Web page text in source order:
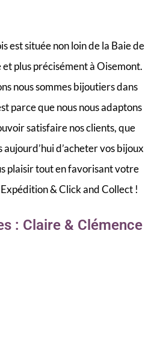
est située non loin de la Baie de
plus précisément à Oisemont.
nous sommes bijoutiers dans
parce que nous nous adaptons
satisfaire nos clients, que
aujourd’hui d’acheter vos bijoux
plaisir tout en favorisant votre
& Click and Collect !
: Claire & Clémence